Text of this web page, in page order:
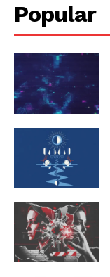
Popular